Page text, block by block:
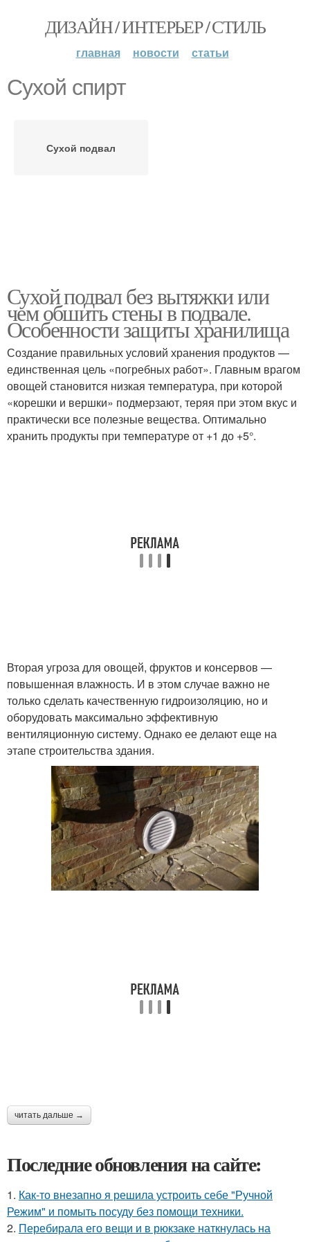
ДИЗАЙН / ИНТЕРЬЕР / СТИЛЬ
главная новости статьи
Сухой спирт
Сухой подвал
Сухой подвал без вытяжки или
чем обшить стены в подвале.
Особенности защиты хранилища
Создание правильных условий хранения продуктов —
единственная цель «погребных работ». Главным врагом
овощей становится низкая температура, при которой
«корешки и вершки» подмерзают, теряя при этом вкус и
практически все полезные вещества. Оптимально
хранить продукты при температуре от +1 до +5°.
Вторая угроза для овощей, фруктов и консервов —
повышенная влажность. И в этом случае важно не
только сделать качественную гидроизоляцию, но и
оборудовать максимально эффективную
вентиляционную систему. Однако ее делают еще на
этапе строительства здания.
читать дальше →
Последние обновления на сайте:
1. Как-то внезапно я решила устроить себе "Ручной
Режим" и помыть посуду без помощи техники.
2. Перебирала его вещи и в рюкзаке наткнулась на